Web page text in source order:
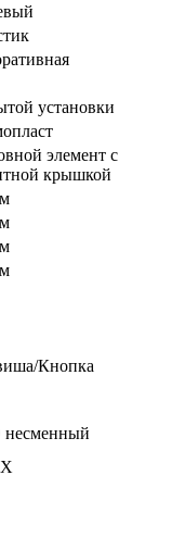
установки
элемент с
крышкой
Кнопка
несменный